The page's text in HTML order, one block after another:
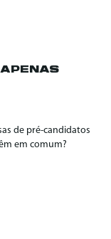
de pré-candidatos
em comum?